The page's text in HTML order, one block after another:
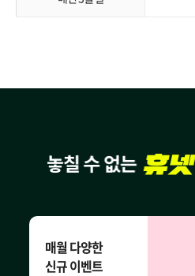
매월 다양한
신규 이벤트